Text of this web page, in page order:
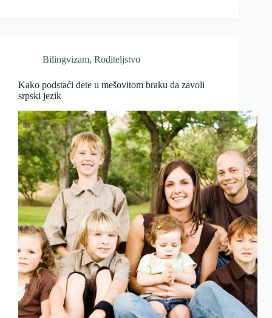
Bilingvizam, Roditeljstvo
Kako podstaći dete u mešovitom braku da zavoli
srpski jezik